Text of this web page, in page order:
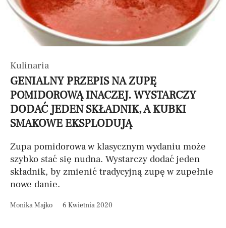
Kulinaria
GENIALNY PRZEPIS NA ZUPĘ
POMIDOROWĄ INACZEJ. WYSTARCZY
DODAĆ JEDEN SKŁADNIK, A KUBKI
SMAKOWE EKSPLODUJĄ
Zupa pomidorowa w klasycznym wydaniu może
szybko stać się nudna. Wystarczy dodać jeden
składnik, by zmienić tradycyjną zupę w zupełnie
nowe danie.
Monika Majko 6 Kwietnia 2020